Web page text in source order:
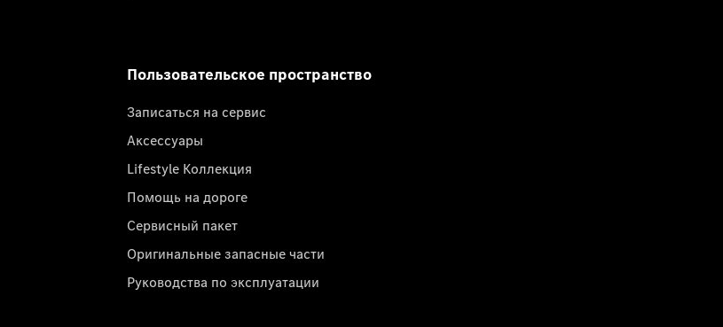
Пользовательское пространство
Записаться на сервис
Аксессуары
Lifestyle Коллекция
Помощь на дороге
Сервисный пакет
Оригинальные запасные части
Руководства по эксплуатации